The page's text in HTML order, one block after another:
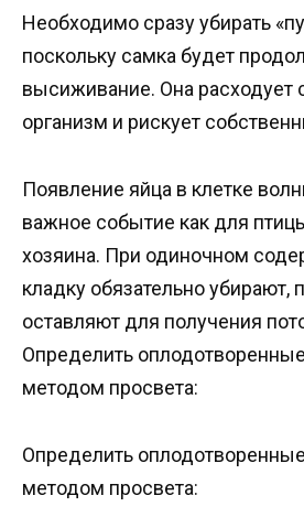
Необходимо сразу убирать
поскольку самка будет
высиживание. Она расходует
организм и рискует
Появление яйца в клетке
важное событие как для
хозяина. При одиночном
кладку обязательно убирают,
оставляют для получения
Определить
методом просвета:
Определить
методом просвета: